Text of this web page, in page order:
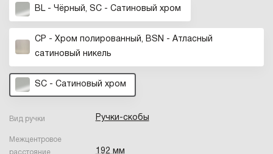
BL - Чёрный, SC - Сатиновый хром
CP - Хром полированный, BSN - Атласный
сатиновый никель
SC - Сатиновый хром
Вид ручки Ручки-скобы
Межцентровое
расстояние
192 мм